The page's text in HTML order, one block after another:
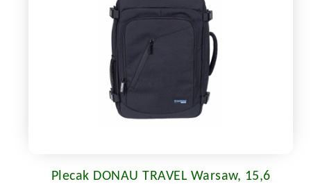
Plecak DONAU TRAVEL Warsaw, 15,6